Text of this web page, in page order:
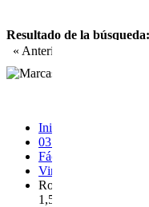
Resultado de la búsqueda:
« Anterior
Inicio
03 Vinilos Fundidos
Fácil Aplicación
Vinilo Fundido Avery
Rollo Avery SP
1,52m x 50m